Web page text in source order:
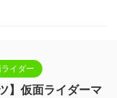
イダー
】仮面ライダーマ